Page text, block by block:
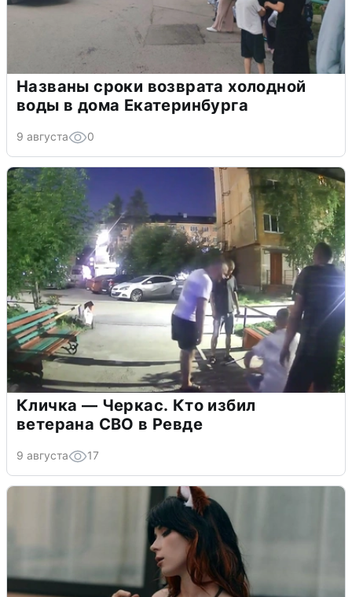
Названы сроки возврата холодной
воды в дома Екатеринбурга
9 августа 0
Кличка — Черкас. Кто избил
ветерана СВО в Ревде
9 августа 17